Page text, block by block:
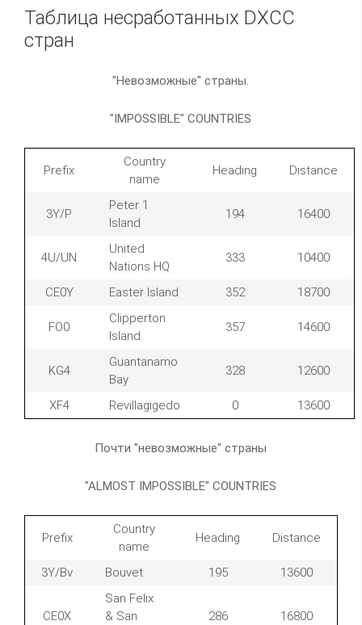
Таблица несработанных DXCC
стран
"Невозможные" страны.
"IMPOSSIBLE" COUNTRIES
Prefix
Country
name
Heading Distance
3Y/P
Peter 1
Island
194 16400
4U/UN
United
Nations HQ
333 10400
CE0Y Easter Island 352 18700
FO0
Clipperton
Island
357 14600
KG4
Guantanamo
Bay
328 12600
XF4 Revillagigedo 0 13600
Почти "невозможные" страны
"ALMOST IMPOSSIBLE" COUNTRIES
Prefix
Country
name
Heading Distance
3Y/Bv Bouvet 195 13600
CE0X
San Felix
& San
286 16800